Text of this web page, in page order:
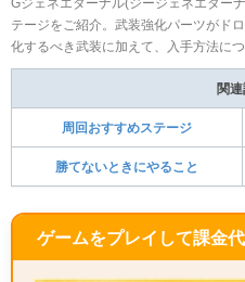
テージをご紹介。武装強化パーツがド
化するべき武装に加えて、入手方法に
関
周回おすすめステージ
勝てないときにやること
ゲームをプレイして課金